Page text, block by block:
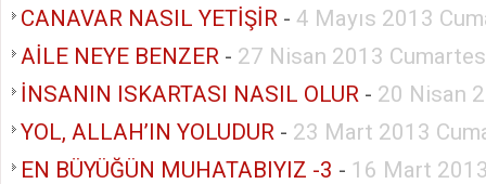
CANAVAR NASIL YETİŞİR - 4 Mayıs 2013
AİLE NEYE BENZER - 27 Nisan 2013
İNSANIN ISKARTASI NASIL OLUR - 20 Nisan
YOL, ALLAH’IN YOLUDUR - 23 Mart 2013
EN BÜYÜĞÜN MUHATABIYIZ -3 - 16 Mart